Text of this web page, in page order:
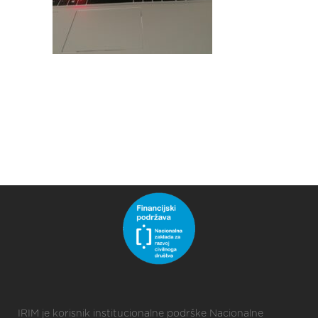
IRIM je korisnik institucionalne podrške Nacionalne